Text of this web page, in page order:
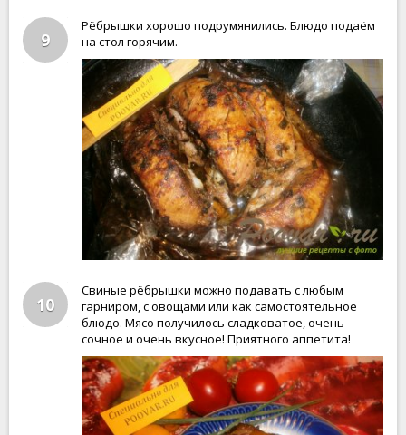
9
Рёбрышки хорошо подрумянились. Блюдо подаём
на стол горячим.
10
Свиные рёбрышки можно подавать с любым
гарниром, с овощами или как самостоятельное
блюдо. Мясо получилось сладковатое, очень
сочное и очень вкусное! Приятного аппетита!